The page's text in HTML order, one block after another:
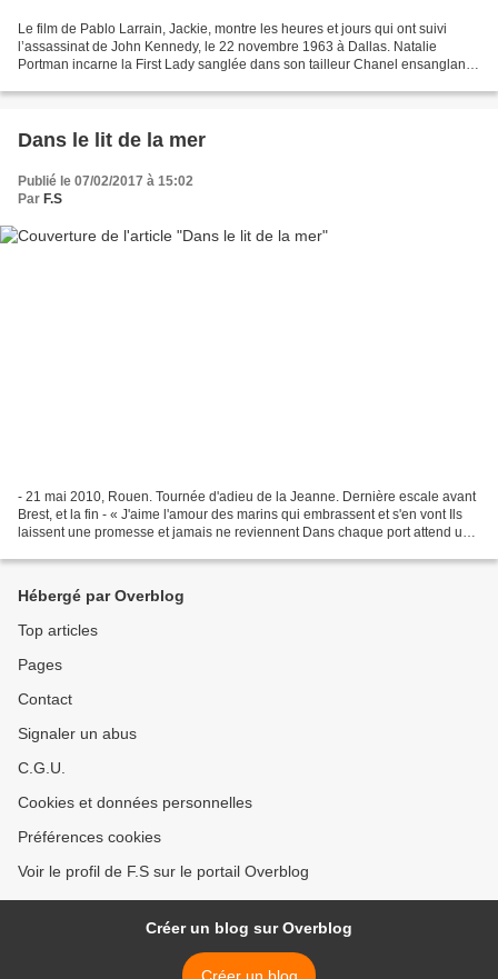
Le film de Pablo Larrain, Jackie, montre les heures et jours qui ont suivi
l’assassinat de John Kennedy, le 22 novembre 1963 à Dallas. Natalie
Portman incarne la First Lady sanglée dans son tailleur Chanel ensanglanté,
Dans le lit de la mer
Publié le 07/02/2017 à 15:02
Par F.S
- 21 mai 2010, Rouen. Tournée d'adieu de la Jeanne. Dernière escale avant
Brest, et la fin - « J'aime l'amour des marins qui embrassent et s'en vont Ils
laissent une promesse et jamais ne reviennent Dans chaque port attend une
Hébergé par Overblog
Top articles
Pages
Contact
Signaler un abus
C.G.U.
Cookies et données personnelles
Préférences cookies
Voir le profil de F.S sur le portail Overblog
Créer un blog sur Overblog